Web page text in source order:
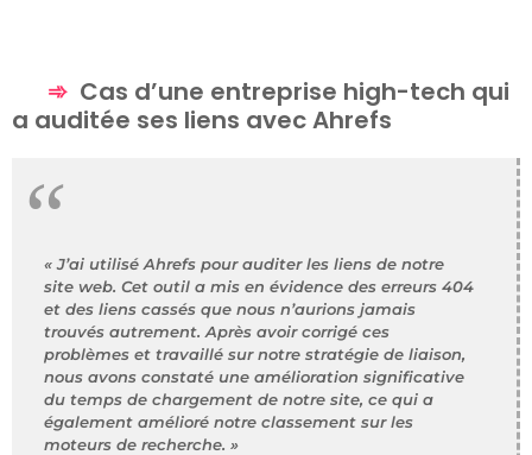
Cas d’une entreprise high-tech qui
a auditée ses liens avec Ahrefs
« J’ai utilisé Ahrefs pour auditer les liens de notre
site web. Cet outil a mis en évidence des erreurs 404
et des liens cassés que nous n’aurions jamais
trouvés autrement. Après avoir corrigé ces
problèmes et travaillé sur notre stratégie de liaison,
nous avons constaté une amélioration significative
du temps de chargement de notre site, ce qui a
également amélioré notre classement sur les
moteurs de recherche. »